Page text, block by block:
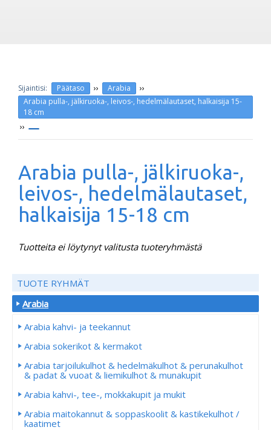
Päätaso ›› Arabia ››
Arabia pulla-, jälkiruoka-, leivos-, hedelmälautaset, halkaisija 15-
18 cm
››
Arabia pulla-, jälkiruoka-,
leivos-, hedelmälautaset,
halkaisija 15-18 cm
Tuotteita ei löytynyt valitusta tuoteryhmästä
TUOTE RYHMÄT
Arabia
Arabia kahvi- ja teekannut
Arabia sokerikot & kermakot
Arabia tarjoilukulhot & hedelmäkulhot & perunakulhot
& padat & vuoat & liemikulhot & munakupit
Arabia kahvi-, tee-, mokkakupit ja mukit
Arabia maitokannut & soppaskoolit & kastikekulhot /
kaatimet